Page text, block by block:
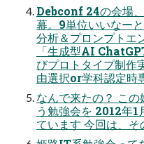
Debconf 24の会場
幕。9単位いいなー
分析＆プロンプトエ
「生成型AI
びプロトタイプ制作
由選択or学科認定時
なんで来たの？ こ
う勉強会を 2012年1
ています 今回は、